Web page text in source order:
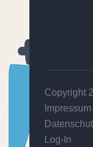
Copyright
Impressum
Log-In